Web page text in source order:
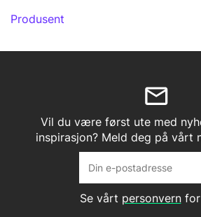
Produsent
Vil du være først ute med
inspirasjon? Meld deg på vårt
Se vårt personvernfor